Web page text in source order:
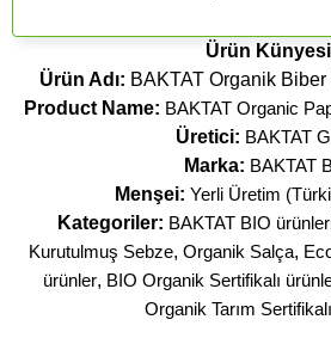
Ürün Künyesi
Ürün Adı: BAKTAT Organik
Product Name: BAKTAT Organic
Üretici: BAKTAT
Marka: BAKTAT
Menşei: Yerli Üretim
Kategoriler: BAKTAT BIO
Kurutulmuş Sebze, Organik Salça,
ürünler, BIO Organik Sertifikalı
Organik Tarım